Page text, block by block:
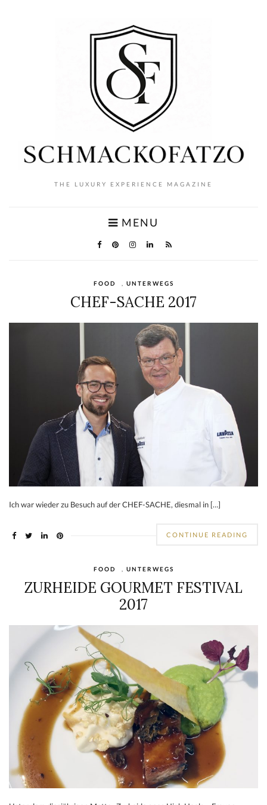
THE LUXURY EXPERIENCE MAGAZINE
MENU
FOOD UNTERWEGS
CHEF-SACHE 2017
Ich war wieder zu Besuch auf der CHEF-SACHE, diesmal in […]
CONTINUE READING
FOOD UNTERWEGS
ZURHEIDE GOURMET FESTIVAL
2017